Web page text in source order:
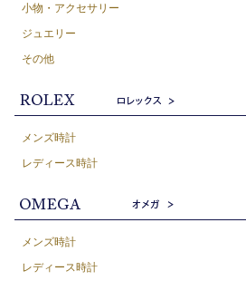
小物・アクセサリー
ジュエリー
その他
メンズ時計
レディース時計
メンズ時計
レディース時計